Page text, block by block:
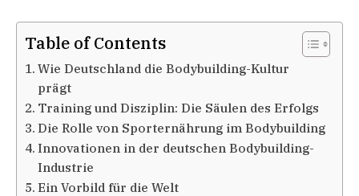
Table of Contents
Wie Deutschland die Bodybuilding-Kultur
prägt
Training und Disziplin: Die Säulen des Erfolgs
Die Rolle von Sporternährung im Bodybuilding
Innovationen in der deutschen Bodybuilding-
Industrie
Ein Vorbild für die Welt